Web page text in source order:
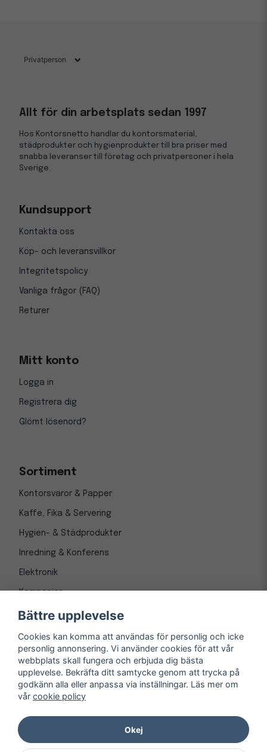
Allt för din arbetsplats sedan 1997
Hos Kontorsnetto handlar du kontorsmaterial,
städprodukter och hygienprodukter till bra priser med
snabba leveranser till företag och privatpersoner i hela
Sverige.
Kundsupport
Kontakta oss
Köp- och leveransvillkor
Integritetspolicy
Vanliga frågor (FAQ)
Returer
Mitt konto
Logga in
Registrera dig
Glömt lösenord?
Sortiment
Kontorsvaror & Papper
Kaffe, Fika & Servering
Hygien- & Städprodukter
Inredning & Konferens
Elektronik
Kampanjer
© Copyright 1997-2026
Bättre upplevelse
Cookies kan komma att användas för personlig och icke
personlig annonsering. Vi använder cookies för att vår
webbplats skall fungera och erbjuda dig bästa
upplevelse. Bekräfta ditt samtycke genom att trycka på
godkänn alla eller anpassa via inställningar. Läs mer om
vår cookie policy
Okej